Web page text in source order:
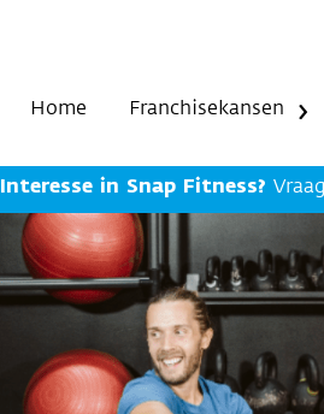
Home Franchisekansen
Interesse in Snap Fitness?